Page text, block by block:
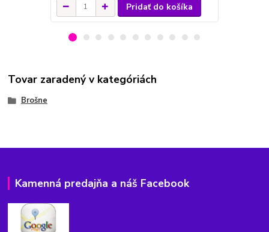
Pridať do košíka
Tovar zaradený v kategóriách
Brošne
Kamenná predajňa a náš Facebook